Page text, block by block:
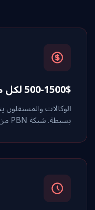
500-1500$ لكل موقع
بسيطة. شبكة PBN من 10 مواقع = 5000-15000$.